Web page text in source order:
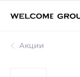
Акции